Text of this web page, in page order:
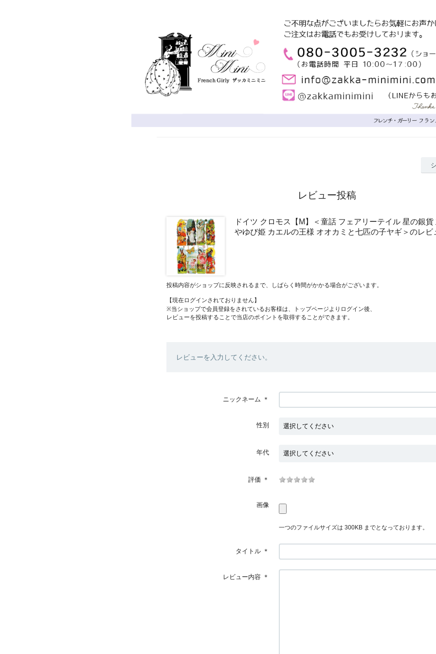
レビュー投稿
ドイツ クロモス【M】＜童話 フェアリーテイル 星の銀貨
やゆび姫 カエルの王様 オオカミと七匹の子ヤギ＞のレビ
投稿内容がショップに反映されるまで、しばらく時間がかかる場合がございます。
【現在ログインされておりません】
※当ショップで会員登録をされているお客様は、トップページよりログイン後、
レビューを投稿することで当店のポイントを取得することができます。
レビューを入力してください。
ニックネーム ＊
性別
年代
評価 ＊
画像
一つのファイルサイズは 300KB までとなっております。
タイトル ＊
レビュー内容 ＊